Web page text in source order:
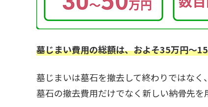
墓じまい費用の総額は、およそ35万円～
墓じまいは墓石を撤去して終わりではなく
墓石の撤去費用だけでなく新しい納骨先を